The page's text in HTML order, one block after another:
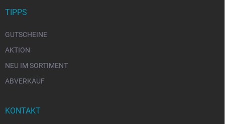
TIPPS
GUTSCHEINE
AKTION
NEU IM SORTIMENT
ABVERKAUF
KONTAKT